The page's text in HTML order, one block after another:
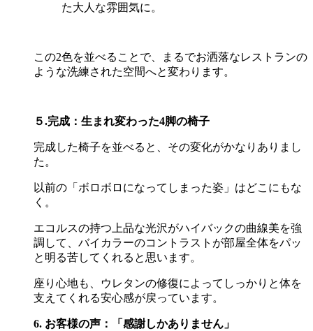
た大人な雰囲気に。
この2色を並べることで、まるでお洒落なレストランの
ような洗練された空間へと変わります。
５.完成：生まれ変わった4脚の椅子
完成した椅子を並べると、その変化がかなりありまし
た。
以前の「ボロボロになってしまった姿」はどこにもな
く。
エコルスの持つ上品な光沢がハイバックの曲線美を強
調して、バイカラーのコントラストが部屋全体をパッ
と明る苦してくれると思います。
座り心地も、ウレタンの修復によってしっかりと体を
支えてくれる安心感が戻っています。
6. お客様の声：「感謝しかありません」